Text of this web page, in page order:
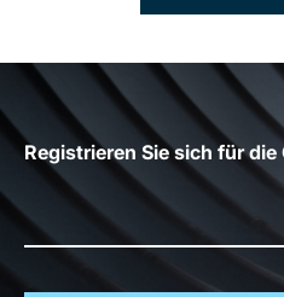
Registrieren Sie sich für